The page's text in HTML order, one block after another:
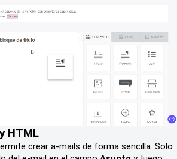
HTML
crear a-mails de forma sencilla. Solo